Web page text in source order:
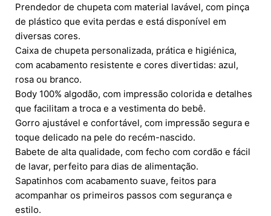
Prendedor de chupeta com material lavável, com pinça
de plástico que evita perdas e está disponível em
diversas cores.
Caixa de chupeta personalizada, prática e higiénica,
com acabamento resistente e cores divertidas: azul,
rosa ou branco.
Body 100% algodão, com impressão colorida e detalhes
que facilitam a troca e a vestimenta do bebê.
Gorro ajustável e confortável, com impressão segura e
toque delicado na pele do recém-nascido.
Babete de alta qualidade, com fecho com cordão e fácil
de lavar, perfeito para dias de alimentação.
Sapatinhos com acabamento suave, feitos para
acompanhar os primeiros passos com segurança e
estilo.